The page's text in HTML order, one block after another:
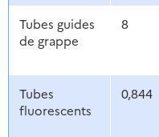
Tubes guides
de grappe
8
Tubes
fluorescents
0,844